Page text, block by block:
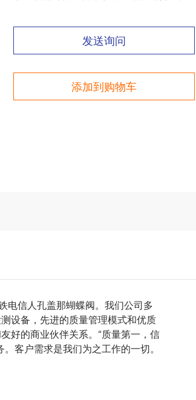
发送询问
添加到购物车
电信人孔盖那蝴蝶阀。我们公司多
设备，先进的质量管理模式和优质
好的商业伙伴关系。“质量第一，信
客户需求是我们为之工作的一切。